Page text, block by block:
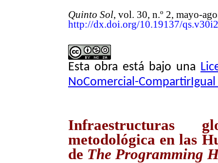
Quinto Sol, vol. 30, n.º 2, mayo-
http://dx.doi.org/10.19137/
Esta obra está bajo una
NoComercial-
Infraestructuras
metodológica en las
de The Programming